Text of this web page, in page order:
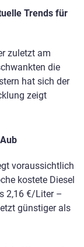
Trends für
zuletzt am
die
hat sich der
zeigt
voraussichtlich
kostete Diesel
2,16 €/Liter –
günstiger als